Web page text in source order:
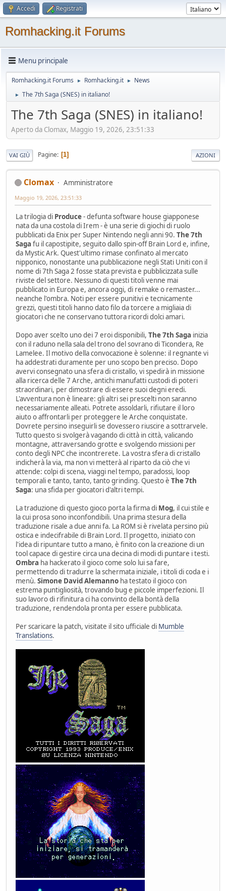
Accedi Registrati
Romhacking.it Forums
Menu principale
Romhacking.it Forums ► Romhacking.it ► News
► The 7th Saga (SNES) in italiano!
The 7th Saga (SNES) in italiano!
Aperto da Clomax, Maggio 19, 2026, 23:51:33
VAI GIÙ Pagine 1 AZIONI
Clomax Amministratore
Maggio 19, 2026, 23:51:33
La trilogia di Produce- defunta software house giapponese
nata da una costola di Irem - è una serie di giochi di ruolo
pubblicati da Enix per Super Nintendo negli anni 90. The 7th
Saga fu il capostipite, seguito dallo spin-off Brain Lord e, infine,
da Mystic Ark. Quest'ultimo rimase confinato al mercato
nipponico, nonostante una pubblicazione negli Stati Uniti con il
nome di 7th Saga 2 fosse stata prevista e pubblicizzata sulle
riviste del settore. Nessuno di questi titoli venne mai
pubblicato in Europa e, ancora oggi, di remake o remaster...
neanche l'ombra. Noti per essere punitivi e tecnicamente
grezzi, questi titoli hanno dato filo da torcere a migliaia di
giocatori che ne conservano tuttora ricordi dolci amari.
Dopo aver scelto uno dei 7 eroi disponibili, The 7th Saga inizia
con il raduno nella sala del trono del sovrano di Ticondera, Re
Lamelee. Il motivo della convocazione è solenne: il regnante vi
ha addestrati duramente per uno scopo ben preciso. Dopo
avervi consegnato una sfera di cristallo, vi spedirà in missione
alla ricerca delle 7 Arche, antichi manufatti custodi di poteri
straordinari, per dimostrare di essere suoi degni eredi.
L'avventura non è lineare: gli altri sei prescelti non saranno
necessariamente alleati. Potrete assoldarli, rifiutare il loro
aiuto o affrontarli per proteggere le Arche conquistate.
Dovrete persino inseguirli se dovessero riuscire a sottrarvele.
Tutto questo si svolgerà vagando di città in città, valicando
montagne, attraversando grotte e svolgendo missioni per
conto degli NPC che incontrerete. La vostra sfera di cristallo
indicherà la via, ma non vi metterà al riparto da ciò che vi
attende: colpi di scena, viaggi nel tempo, paradossi, loop
temporali e tanto, tanto, tanto grinding. Questo è The 7th
Saga: una sfida per giocatori d'altri tempi.
La traduzione di questo gioco porta la firma di Mog, il cui stile e
la cui prosa sono inconfondibili. Una prima stesura della
traduzione risale a due anni fa. La ROM si è rivelata persino più
ostica e indecifrabile di Brain Lord. Il progetto, iniziato con
l'idea di ripuntare tutto a mano, è finito con la creazione di un
tool capace di gestire circa una decina di modi di puntare i testi.
Ombra ha hackerato il gioco come solo lui sa fare,
permettendo di tradurre la schermata iniziale, i titoli di coda e i
menù. Simone David Alemanno ha testato il gioco con
estrema puntigliosità, trovando bug e piccole imperfezioni. Il
suo lavoro di rifinitura ci ha convinto della bontà della
traduzione, rendendola pronta per essere pubblicata.
Per scaricare la patch, visitate il sito ufficiale di Mumble
Translations.